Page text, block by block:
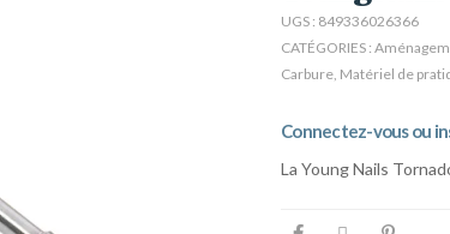
UGS : 849336026366
CATÉGORIES :
Carbure, Matériel de
Connectez-vous ou
La Young Nails